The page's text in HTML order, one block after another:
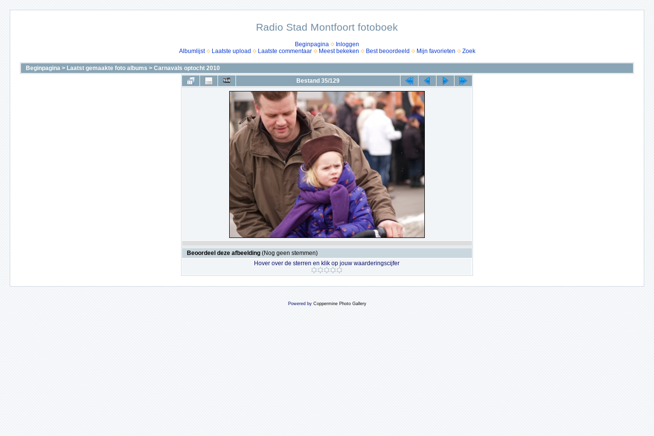
Radio Stad Montfoort fotoboek
Beginpagina
Inloggen
Albumlijst
Laatste upload Laatste commentaar Meest bekeken Best beoordeeld Mijn favorieten Zoek
Beginpagina > Laatst gemaakte foto albums > Carnavals optocht 2010
Bestand 35/129
Beoordeel deze afbeelding (Nog geen stemmen)
Hover over de sterren en klik op jouw waarderingscijfer
Powered by Coppermine Photo Gallery